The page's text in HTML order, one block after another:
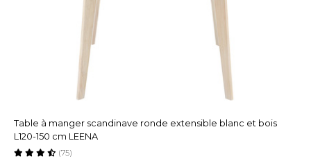
Table à manger scandinave ronde extensible blanc et bois
L120-150 cm LEENA
(75)